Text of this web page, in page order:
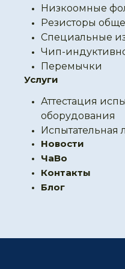
Низкоомные
Резисторы
Специальные
Чип-
Перемычки
Услуги
Аттестация
оборудования
Испытательная
Новости
ЧаВо
Контакты
Блог